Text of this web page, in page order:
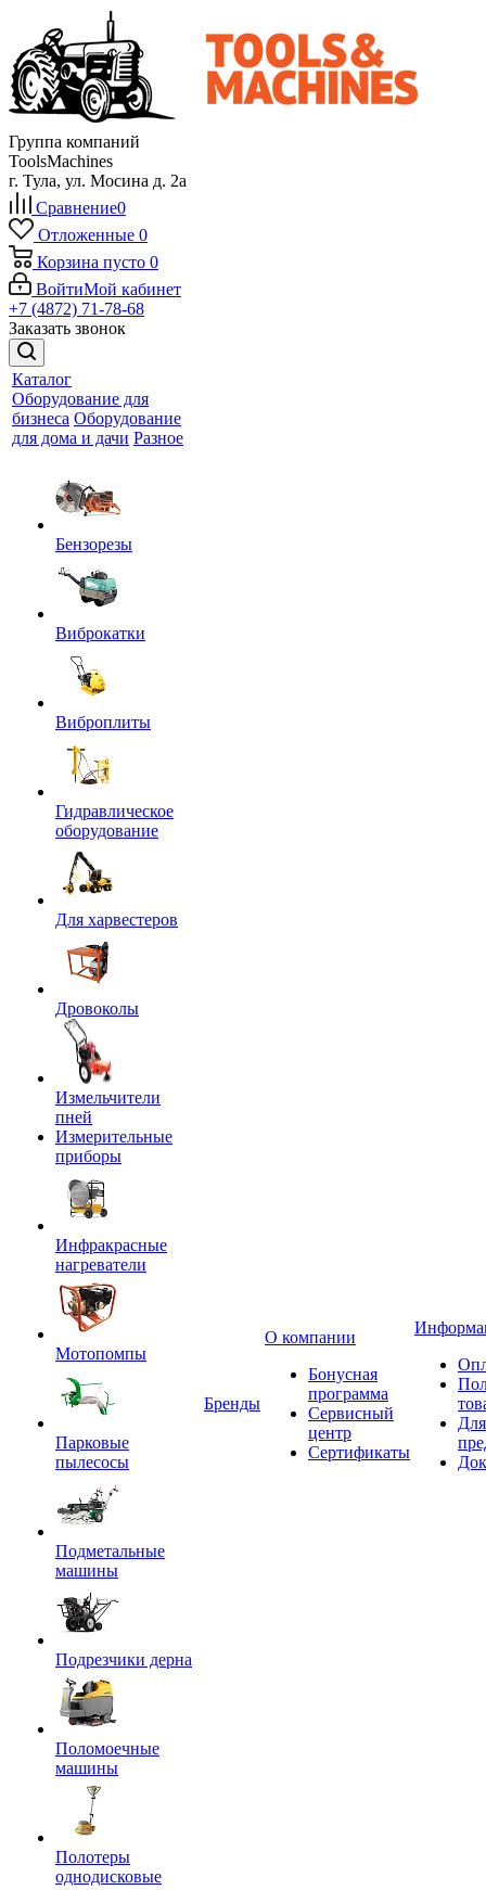
Группа компаний
ToolsMachines
г. Тула, ул. Мосина д. 2а
Сравнение0
Отложенные 0
Корзина пусто 0
ВойтиМой кабинет
+7 (4872) 71-78-68
Заказать звонок
Каталог
Оборудование для
бизнеса Оборудование
для дома и дачи Разное
Бензорезы
Виброкатки
Виброплиты
Гидравлическое
оборудование
Для харвестеров
Дровоколы
Измельчители
пней
Измерительные
приборы
Инфракрасные
нагреватели
Мотопомпы
Парковые
пылесосы
Подметальные
машины
Подрезчики дерна
Поломоечные
машины
Полотеры
однодисковые
Бренды
О компании
Бонусная
программа
Сервисный
центр
Сертификаты
Для